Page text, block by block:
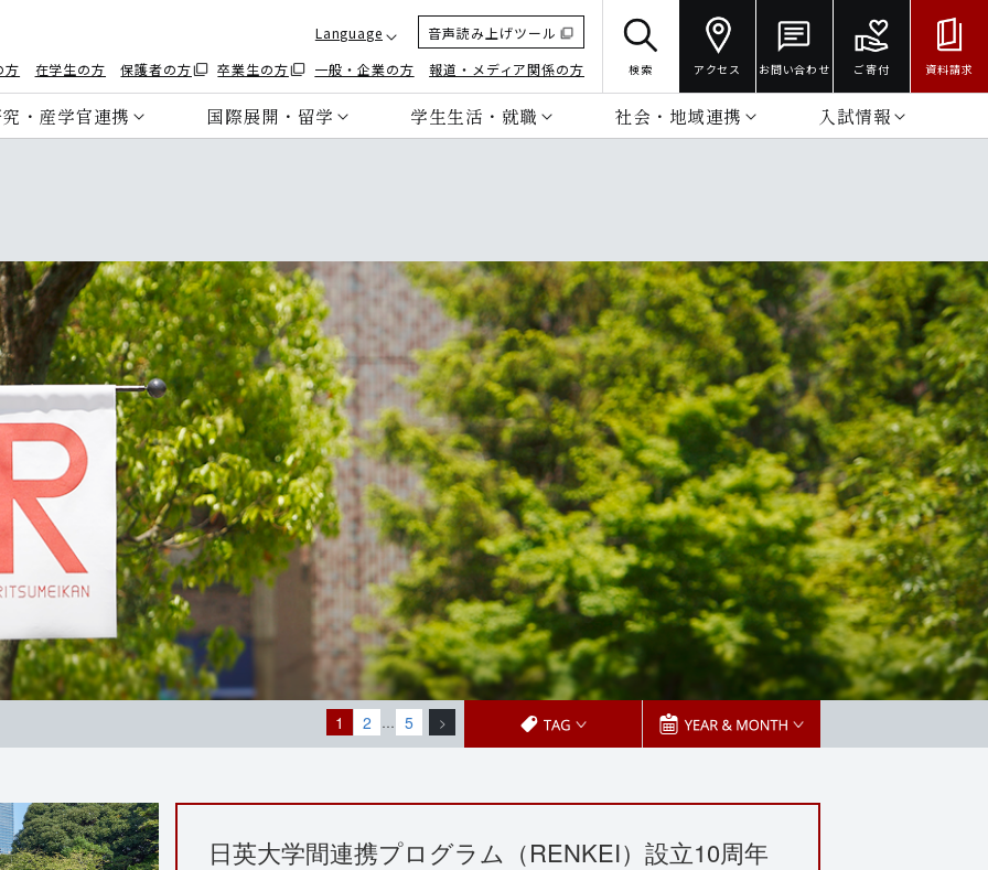
Language
音声読み上げツール
方
在学生の方 保護者の方 卒業生の方 一般・企業の方 報道・メディア関係の方 検索 アクセス お問い合わせ ご寄付 資料請求
・産学官連携 国際展開・留学 学生生活・就職 社会・地域連携 入試情報
1 2 … 5 >
日英大学間連携プログラム（RENKEI）設立10周年